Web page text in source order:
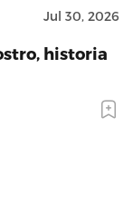
Jul 30, 2026
historia